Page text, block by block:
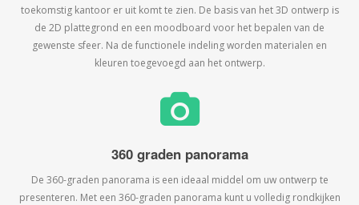
toekomstig kantoor er uit komt te zien. De basis van het 3D ontwerp is
de 2D plattegrond en een moodboard voor het bepalen van de
gewenste sfeer. Na de functionele indeling worden materialen en
kleuren toegevoegd aan het ontwerp.
360 graden panorama
De 360-graden panorama is een ideaal middel om uw ontwerp te
presenteren. Met een 360-graden panorama kunt u volledig rondkijken